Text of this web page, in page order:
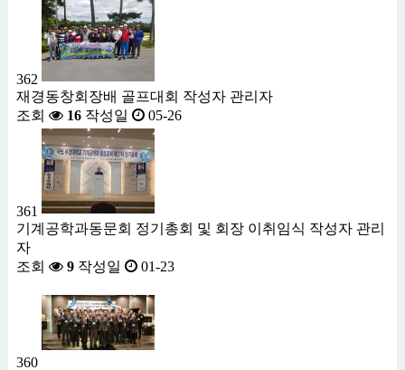
362
재경동창회장배 골프대회 작성자 관리자
조회
16 작성일 05-26
361
기계공학과동문회 정기총회 및 회장 이취임식 작성자 관리
자
조회
9 작성일 01-23
360